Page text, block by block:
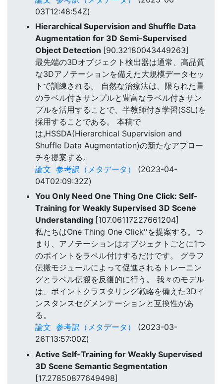
03T12:48:54Z)
Hierarchical Supervision and Shuffle Data
Augmentation for 3D Semi-Supervised
Object Detection [90.32180043449263]
最先端の3Dオブジェクト検出器は通常、高品質
な3Dアノテーションを備えた大規模データセッ
トで訓練される。 自然な治療法は、限られた量
のラベル付きサンプルと豊富なラベル付きサン
プルを活用することで、半教師付き学習(SSL)を
採用することである。 本稿で
は,HSSDA(Hierarchical Supervision and
Shuffle Data Augmentation)の新たなアプロー
チを提案する。
論文 参考訳（メタデータ）
(2023-04-
04T02:09:32Z)
You Only Need One Thing One Click: Self-
Training for Weakly Supervised 3D Scene
Understanding [107.06117227661204]
私たちはOne Thing One Click''を提案する。つ
まり、アノテーションはオブジェクトごとに1つ
のポイントをラベル付けするだけです。 グラフ
伝搬モジュールによって促進されるトレーニン
グとラベル伝搬を反復的に行う。 我々のモデル
は、ポイントクラスタリング戦略を備えた3Dイ
ンスタンスセグメンテーションと互換性があ
る。
論文 参考訳（メタデータ）
(2023-03-
26T13:57:00Z)
Active Self-Training for Weakly Supervised
3D Scene Semantic Segmentation
[17.27850877649498]